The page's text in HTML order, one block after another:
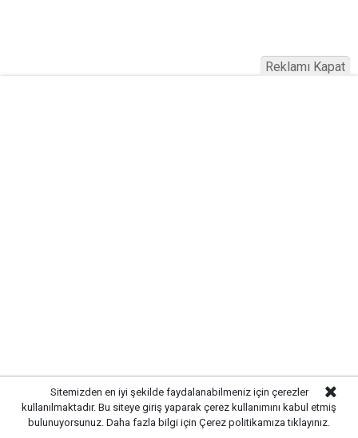
tedbirleri uygulamaya başladı.
Yürütülen çalışmalar kapsamında işletmelerde sağlık
Sitemizden en iyi şekilde faydalanabilmeniz için çerezler
kullanılmaktadır. Bu siteye giriş yaparak çerez kullanımını kabul etmiş
bulunuyorsunuz. Daha fazla bilgi için Çerez politikamıza tıklayınız.
Reklamı Kapat